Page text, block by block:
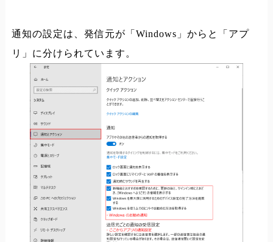
通知の設定は、発信元が「Windows」からと「アプ
リ」に分けられています。